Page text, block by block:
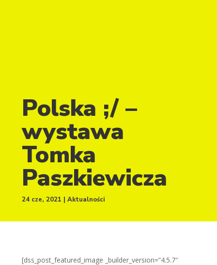
Polska ;/ –
wystawa
Tomka
Paszkiewicza
24 cze, 2021 Aktualności
[dss_post_featured_image _builder_version=”4.5.7″